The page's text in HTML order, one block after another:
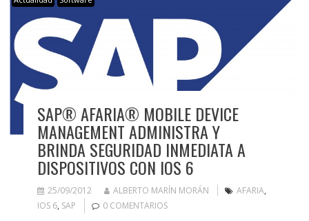
SAP® AFARIA® MOBILE DEVICE
MANAGEMENT ADMINISTRA Y
BRINDA SEGURIDAD INMEDIATA A
DISPOSITIVOS CON IOS 6
25/09/2012 ALBERTO MARÍN MORÁN AFARIA,
IOS 6, SAP 0 COMENTARIOS